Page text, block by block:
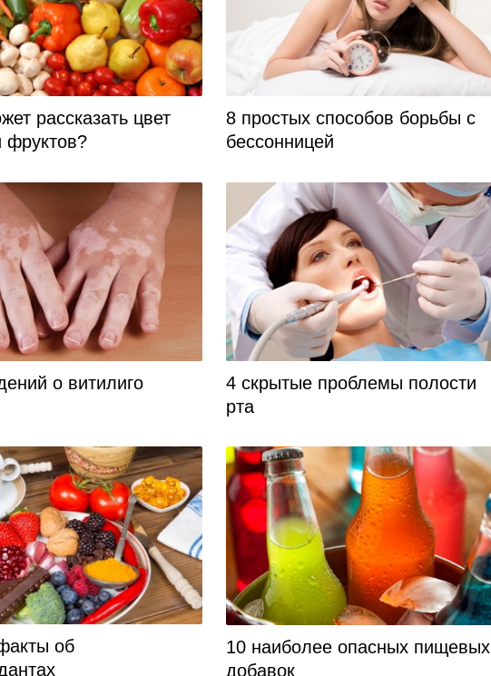
рассказать цвет
8 простых способов борьбы с
бессонницей
о витилиго
4 скрытые проблемы полости
рта
об
10 наиболее опасных пищевых
добавок